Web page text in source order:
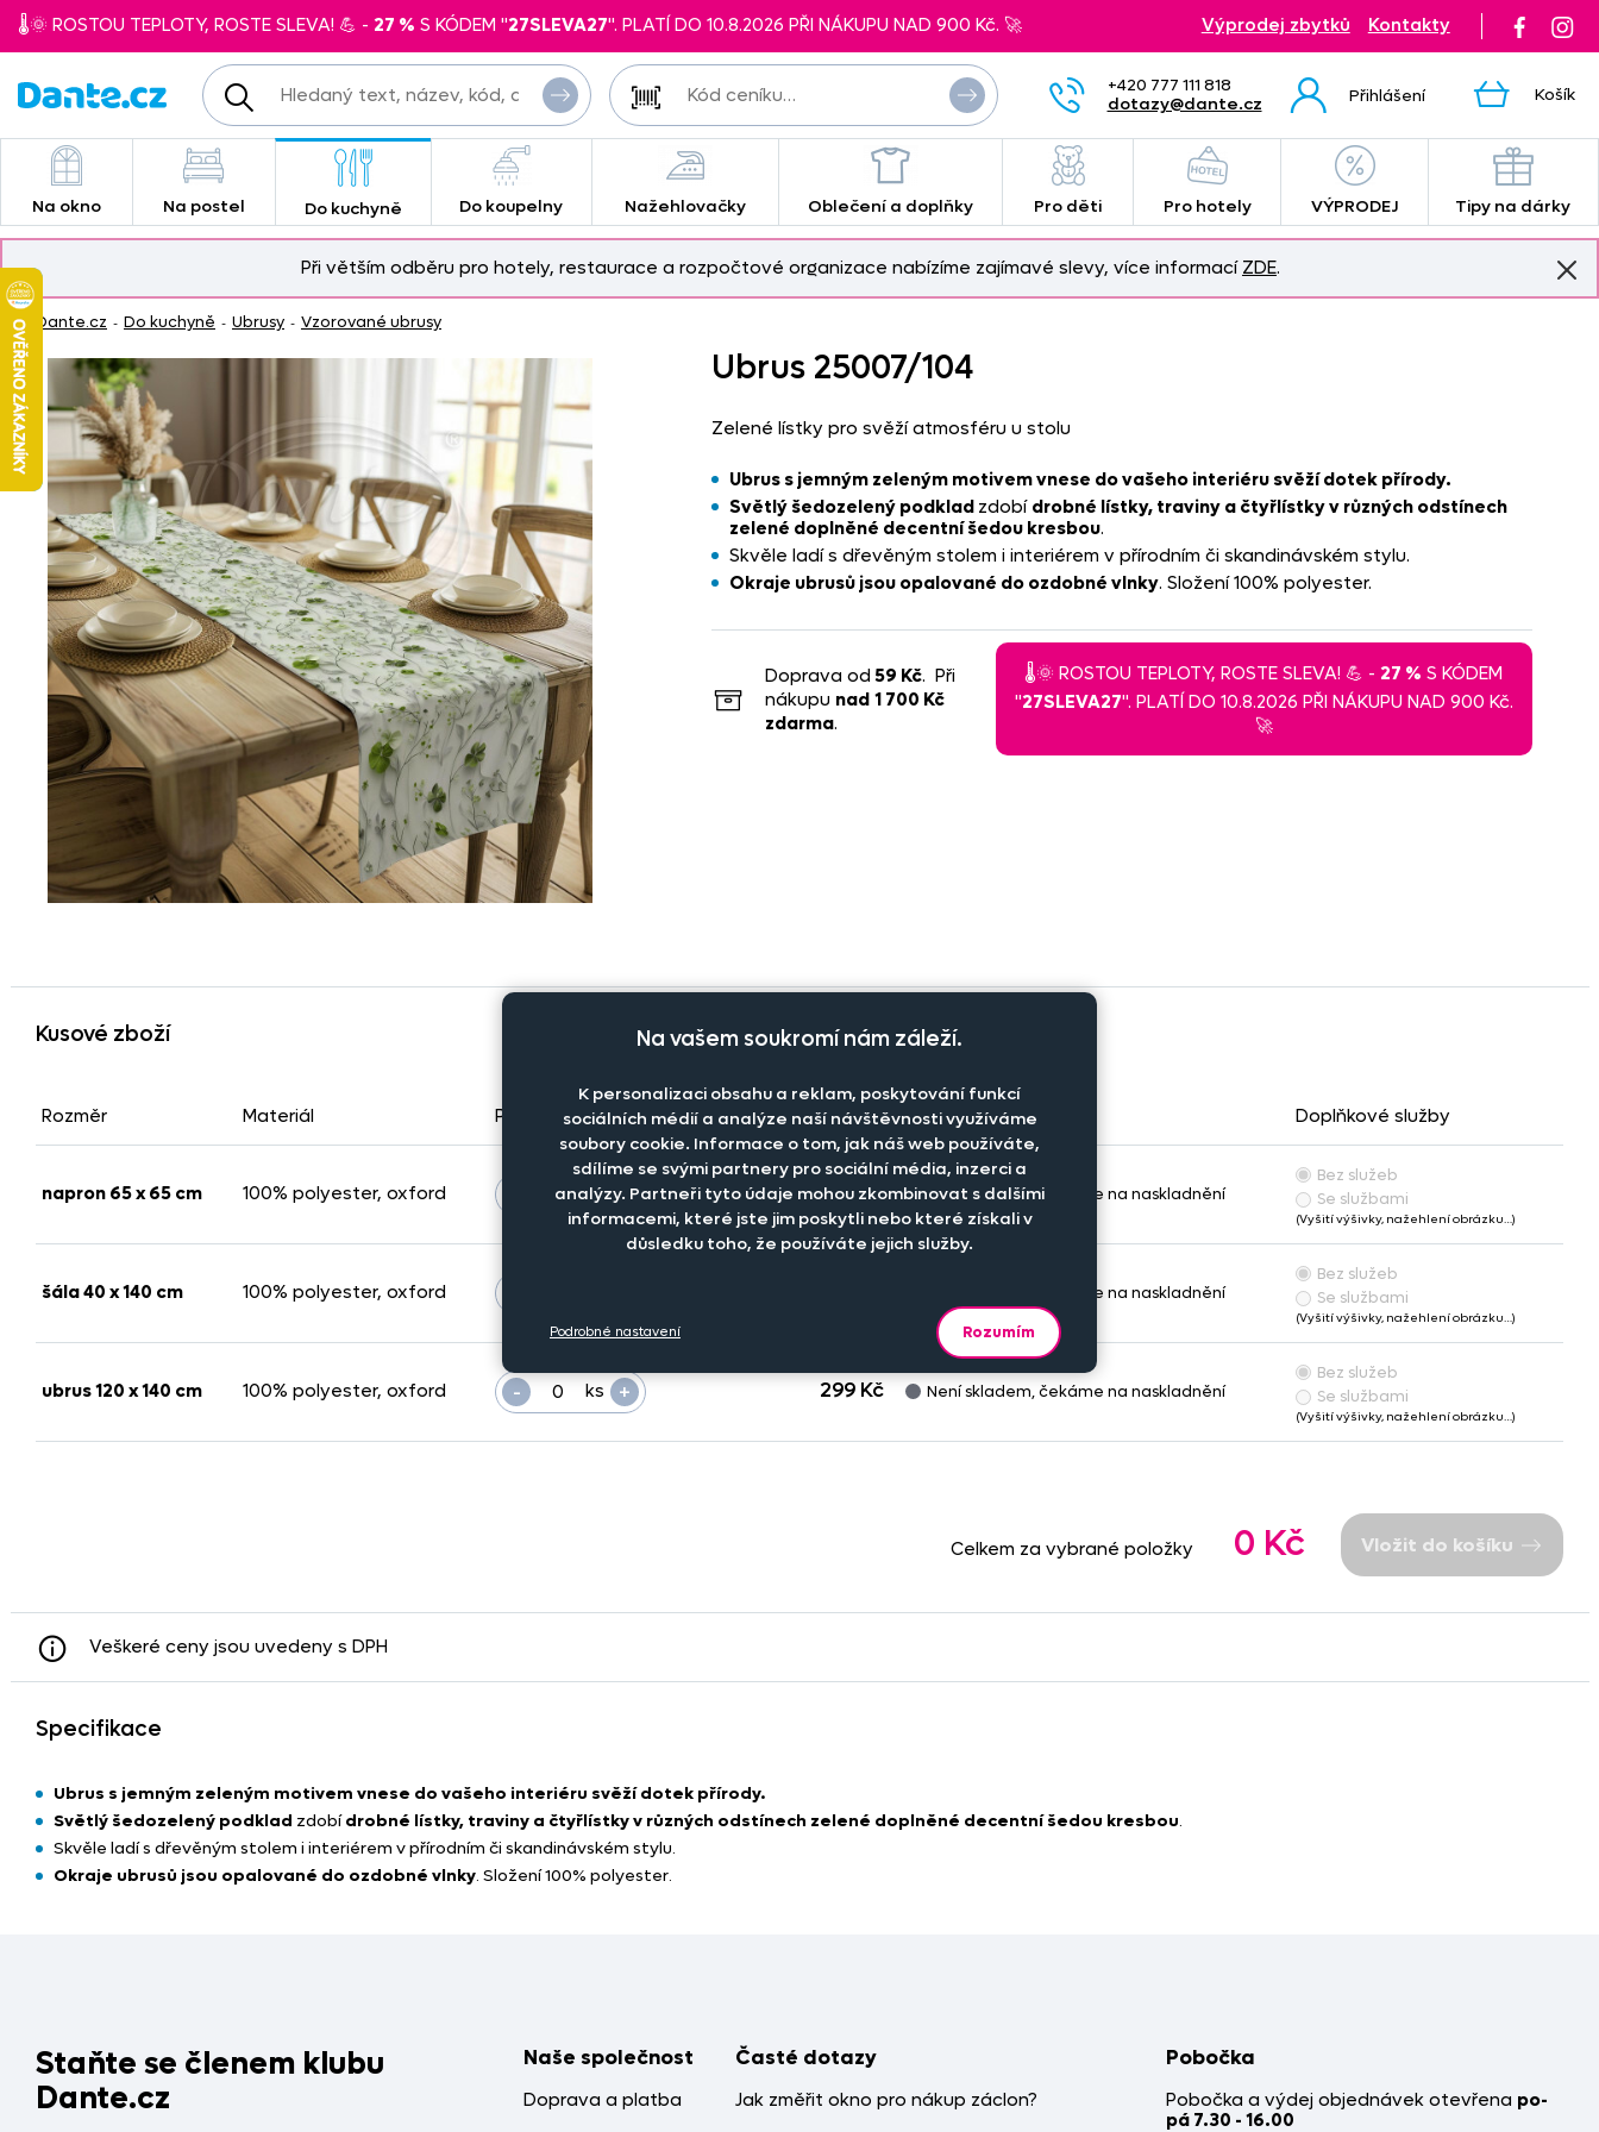
+420 777 111 818
dotazy@dante.cz
Přihlášení Košík
🌡️🌞 ROSTOU TEPLOTY, ROSTE SLEVA! 💪 - 27 % S KÓDEM "27SLEVA27". PLATÍ DO 10.8.2026 PŘI NÁKUPU NAD 900 Kč. 🚀 Výprodej zbytků Kontakty
Na okno Na postel Do kuchyně Do koupelny Nažehlovačky Oblečení a doplňky Pro děti Pro hotely VÝPRODEJ Tipy na dárky
Při větším odběru pro hotely, restaurace a rozpočtové organizace nabízíme zajímavé slevy, více informací ZDE.
Dante.cz - Do kuchyně - Ubrusy - Vzorované ubrusy
Ubrus 25007/104
Zelené lístky pro svěží atmosféru u stolu
Ubrus s jemným zeleným motivem vnese do vašeho interiéru svěží dotek přírody.
Světlý šedozelený podklad zdobí drobné lístky, traviny a čtyřlístky v různých odstínech
zelené doplněné decentní šedou kresbou.
Skvěle ladí s dřevěným stolem i interiérem v přírodním či skandinávském stylu.
Okraje ubrusů jsou opalované do ozdobné vlnky. Složení 100% polyester.
Doprava od 59 Kč. Při
nákupu nad 1 700 Kč
zdarma.
🌡️🌞 ROSTOU TEPLOTY, ROSTE SLEVA! 💪 -27 % S KÓDEM
"27SLEVA27". PLATÍ DO 10.8.2026 PŘI NÁKUPU NAD 900 Kč.
🚀
Kusové zboží
Rozměr Materiál Počet kusů Cena na eshopu Dostupnost Doplňkové služby
napron 65 x 65 cm 100% polyester, oxford ks + 179 Kč Není skladem, čekáme na naskladnění
Bez služeb
Se službami
(Vyšití výšivky, nažehlení obrázku…)
šála 40 x 140 cm 100% polyester, oxford Není skladem, čekáme na naskladnění
Bez služeb
Se službami
(Vyšití výšivky, nažehlení obrázku…)
ubrus 120 x 140 cm 100% polyester, oxford ks +
- 299 Kč Není skladem, čekáme na naskladnění
Bez služeb
Se službami
(Vyšití výšivky, nažehlení obrázku…)
Celkem za vybrané položky 0 Kč Vložit do košíku
Veškeré ceny jsou uvedeny s DPH
Specifikace
Ubrus s jemným zeleným motivem vnese do vašeho interiéru svěží dotek přírody.
Světlý šedozelený podklad zdobídrobné lístky, traviny a čtyřlístky v různých odstínech zelené doplněné decentní šedou kresbou.
Skvěle ladí s dřevěným stolem i interiérem v přírodním či skandinávském stylu.
Okraje ubrusů jsou opalované do ozdobné vlnky. Složení 100% polyester.
Staňte se členem klubu
Dante.cz
Naše společnost
Doprava a platba
Časté dotazy
Jak změřit okno pro nákup záclon?
Pobočka
Pobočka a výdej objednávek otevřena po-
pá 7.30 - 16.00
Na vašem soukromí nám záleží.
K personalizaci obsahu a reklam, poskytování funkcí
sociálních médií a analýze naší návštěvnosti využíváme
soubory cookie. Informace o tom, jak náš web používáte,
sdílíme se svými partnery pro sociální média, inzerci a
analýzy. Partneři tyto údaje mohou zkombinovat s dalšími
informacemi, které jste jim poskytli nebo které získali v
důsledku toho, že používáte jejich služby.
Rozumím
Podrobné nastavení